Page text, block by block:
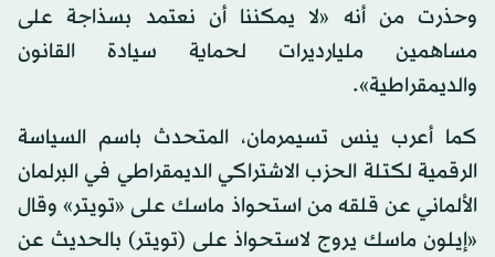
وحذرت من أنه «لا يمكننا أن نعتمد بسذاجة على
مساهمين مليارديرات لحماية سيادة القانون
والديمقراطية».
كما أعرب ينس تسيمرمان، المتحدث باسم السياسة
الرقمية لكتلة الحزب الاشتراكي الديمقراطي في البرلمان
الألماني عن قلقه من استحواذ ماسك على «تويتر» وقال
«إيلون ماسك يروج لاستحواذ على (تويتر) بالحديث عن